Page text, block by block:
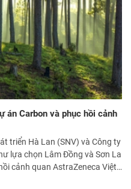
án Carbon và phục hồi cảnh
triển Hà Lan (SNV) và Công ty
lựa chọn Lâm Đồng và Sơn La
cảnh quan AstraZeneca Việt